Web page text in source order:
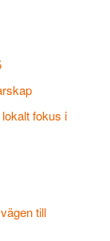
fokus i
till